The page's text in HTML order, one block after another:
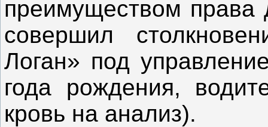
преимуществом права
совершил
Логан» под
года рождения,
кровь на анализ).